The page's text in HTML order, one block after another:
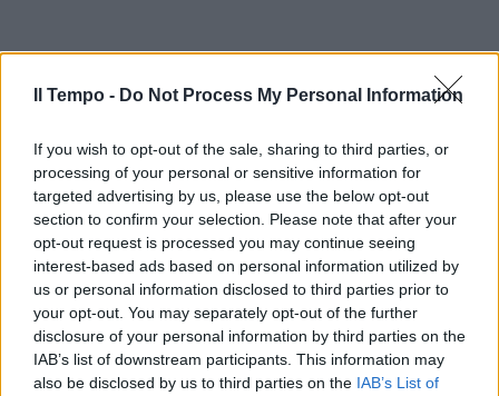
Il Tempo - Do Not Process My Personal Information
If you wish to opt-out of the sale, sharing to third parties, or
processing of your personal or sensitive information for
targeted advertising by us, please use the below opt-out
section to confirm your selection. Please note that after your
opt-out request is processed you may continue seeing
interest-based ads based on personal information utilized by
us or personal information disclosed to third parties prior to
your opt-out. You may separately opt-out of the further
disclosure of your personal information by third parties on the
IAB’s list of downstream participants. This information may
also be disclosed by us to third parties on the IAB’s List of